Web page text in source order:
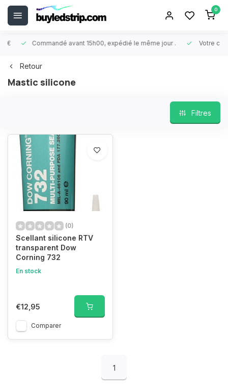
0
Commandé avant 15h00, expédié le même jour . Votre
Retour
Mastic silicone
Filtres
(0)
Scellant silicone RTV
transparent Dow
Corning 732
En stock
€12,95
Comparer
1